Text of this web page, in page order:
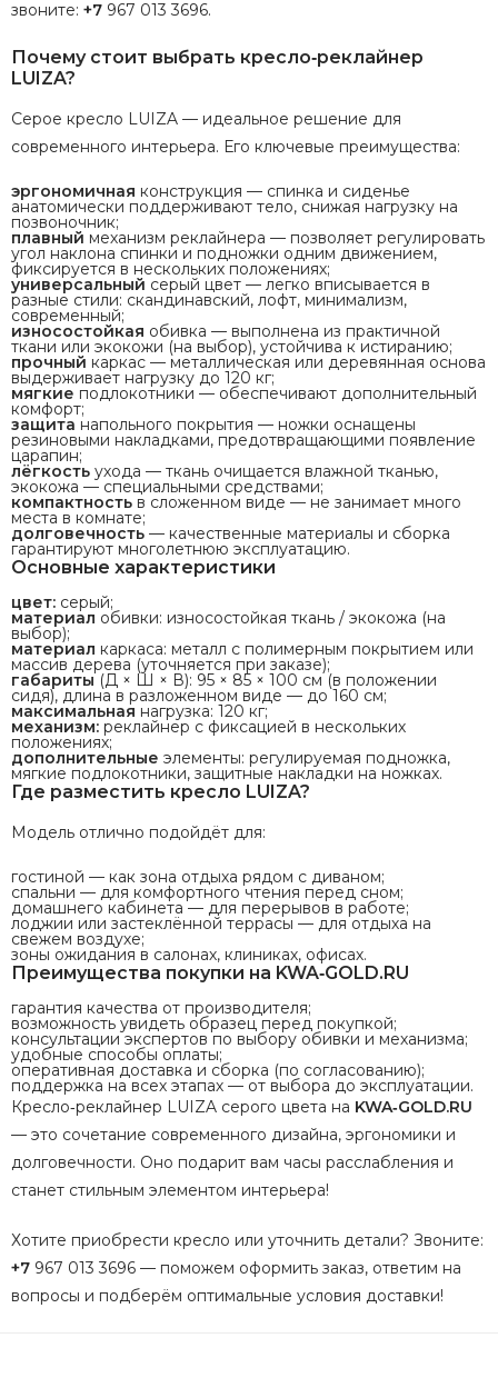
звоните: +7 967 013 3696.
Почемустоит выбрать кресло‑реклайнер
LUIZA?
Серое кресло LUIZA — идеальное решение для
современного интерьера. Его ключевые преимущества:
эргономичная конструкция — спинка и сиденье
анатомически поддерживают тело, снижая нагрузку на
позвоночник;
плавный механизм реклайнера — позволяет регулировать
угол наклона спинки и подножки одним движением,
фиксируется в нескольких положениях;
универсальный серый цвет — легко вписывается в
разные стили: скандинавский, лофт, минимализм,
современный;
износостойкая обивка — выполнена из практичной
ткани или экокожи (на выбор), устойчива к истиранию;
прочный каркас — металлическая или деревянная основа
выдерживает нагрузку до 120 кг;
мягкие подлокотники — обеспечивают дополнительный
комфорт;
защита напольного покрытия — ножки оснащены
резиновыми накладками, предотвращающими появление
царапин;
лёгкость ухода — ткань очищается влажной тканью,
экокожа — специальными средствами;
компактность в сложенном виде — не занимает много
места в комнате;
долговечность — качественные материалы и сборка
гарантируют многолетнюю эксплуатацию.
Основные характеристики
цвет: серый;
материал обивки: износостойкая ткань / экокожа (на
выбор);
материал каркаса: металл с полимерным покрытием или
массив дерева (уточняется при заказе);
габариты (Д × Ш × В): 95 × 85 × 100 см (в положении
сидя), длина в разложенном виде — до 160 см;
максимальная нагрузка: 120 кг;
механизм: реклайнер с фиксацией в нескольких
положениях;
дополнительные элементы: регулируемая подножка,
мягкие подлокотники, защитные накладки на ножках.
Где разместить кресло LUIZA?
Модель отлично подойдёт для:
гостиной — как зона отдыха рядом с диваном;
спальни — для комфортного чтения перед сном;
домашнего кабинета — для перерывов в работе;
лоджии или застеклённой террасы — для отдыха на
свежем воздухе;
зоны ожидания в салонах, клиниках, офисах.
Преимущества покупки на KWA‑GOLD.RU
гарантия качества от производителя;
возможность увидеть образец перед покупкой;
консультации экспертов по выбору обивки и механизма;
удобные способы оплаты;
оперативная доставка и сборка (по согласованию);
поддержка на всех этапах — от выбора до эксплуатации.
Кресло‑реклайнер LUIZA серого цвета на KWA‑GOLD.RU
— это сочетание современного дизайна, эргономики и
долговечности. Оно подарит вам часы расслабления и
станет стильным элементом интерьера!
Хотите приобрести кресло или уточнить детали? Звоните:
+7 967 013 3696 — поможем оформить заказ, ответим на
вопросы и подберём оптимальные условия доставки!